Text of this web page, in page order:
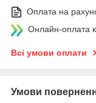
Оплата на
Онлайн-оплата
Всі умови оплати
Умови